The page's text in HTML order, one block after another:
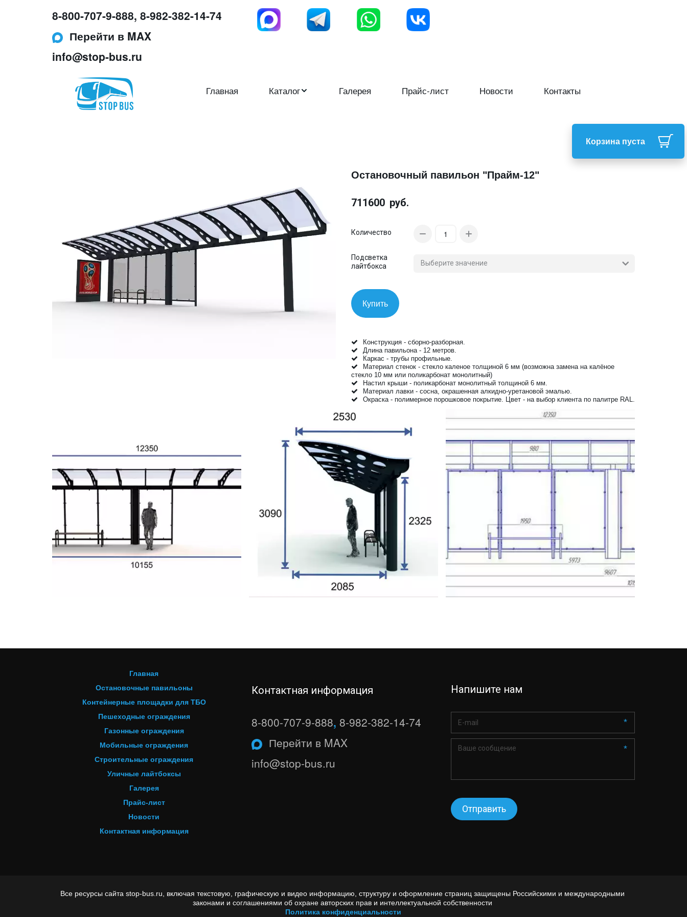
8-800-707-9-888, 8-982-382-14-74
Перейти в MAX
info@stop-bus.ru
Главная Каталог Галерея Прайс-лист Новости Контакты
Остановочный павильон "Прайм-12"
711600 руб.
Количество
Подсветка
лайтбокса
Купить
Конструкция - сборно-разборная.
Длина павильона - 12 метров.
Каркас - трубы профильные.
Материал стенок - стекло каленое толщиной 6 мм (возможна замена на калёное
стекло 10 мм или поликарбонат монолитный)
Настил крыши - поликарбонат монолитный толщиной 6 мм.
Материал лавки - сосна, окрашенная алкидно-уретановой эмалью.
Окраска - полимерное порошковое покрытие. Цвет - на выбор клиента по палитре RAL.
Главная
Остановочные павильоны
Контейнерные площадки для ТБО
Пешеходные ограждения
Газонные ограждения
Мобильные ограждения
Строительные ограждения
Уличные лайтбоксы
Галерея
Прайс-лист
Новости
Контактная информация
Контактная информация
8-800-707-9-888, 8-982-382-14-74
Перейти в MAX
info@stop-bus.ru
Напишите нам
*
*
Отправить
Все ресурсы сайта stop-bus.ru, включая текстовую, графическую и видео информацию, структуру и оформление страниц защищены Российскими и международными
законами и соглашениями об охране авторских прав и интеллектуальной собственности
Политика конфиденциальности
Корзина пуста